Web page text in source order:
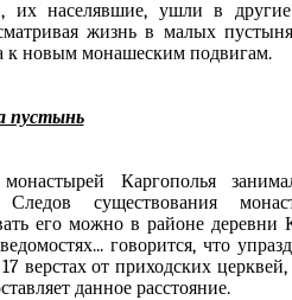
их населявшие, ушли в
жизнь в малых
к новым монашеским подвигам.
пустынь
Каргополья
Следов существования
его можно в районе деревни
говорится, что
верстах от приходских
данное расстояние.